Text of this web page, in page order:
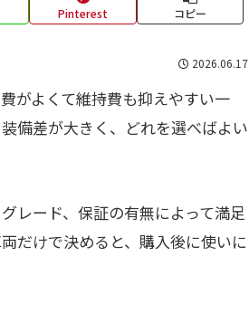
Pinterest コピー
2026.06.17
がよくて維持費も抑えやすい一
備差が大きく、どれを選べばよい
レード、保証の有無によって満足
だけで決めると、購入後に使いに